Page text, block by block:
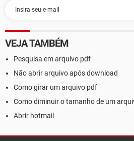
VEJA TAMBÉM
Pesquisa em arquivo pdf
Não abrir arquivo após download
Como girar um arquivo pdf
Como diminuir o tamanho de um
Abrir hotmail